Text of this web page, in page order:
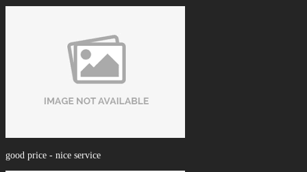
good price - nice service